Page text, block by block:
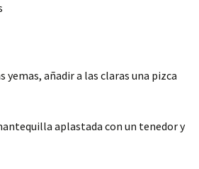
yemas, añadir a las claras una pizca
aplastada con un tenedor y